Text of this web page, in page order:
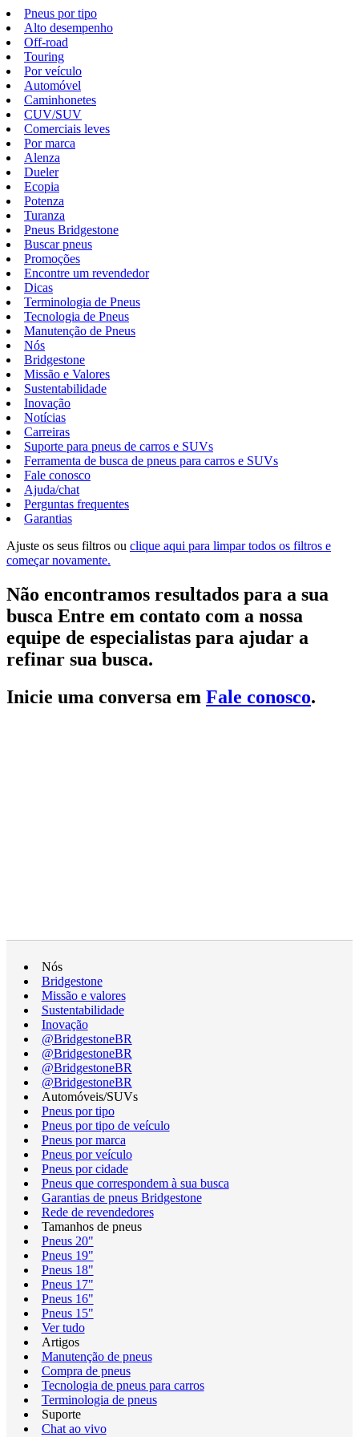
Pneus por tipo
Alto desempenho
Off-road
Touring
Por veículo
Automóvel
Caminhonetes
CUV/SUV
Comerciais leves
Por marca
Alenza
Dueler
Ecopia
Potenza
Turanza
Pneus Bridgestone
Buscar pneus
Promoções
Encontre um revendedor
Dicas
Terminologia de Pneus
Tecnologia de Pneus
Manutenção de Pneus
Nós
Bridgestone
Missão e Valores
Sustentabilidade
Inovação
Notícias
Carreiras
Suporte para pneus de carros e SUVs
Ferramenta de busca de pneus para carros e SUVs
Fale conosco
Ajuda/chat
Perguntas frequentes
Garantias
Ajuste os seus filtros ou clique aqui para limpar todos os filtros e
começar novamente.
Não encontramos resultados para a sua
busca Entre em contato com a nossa
equipe de especialistas para ajudar a
refinar sua busca.
Inicie uma conversa em Fale conosco.
Nós
Bridgestone
Missão e valores
Sustentabilidade
Inovação
@BridgestoneBR
@BridgestoneBR
@BridgestoneBR
@BridgestoneBR
Automóveis/SUVs
Pneus por tipo
Pneus por tipo de veículo
Pneus por marca
Pneus por veículo
Pneus por cidade
Pneus que correspondem à sua busca
Garantias de pneus Bridgestone
Rede de revendedores
Tamanhos de pneus
Pneus 20"
Pneus 19"
Pneus 18"
Pneus 17"
Pneus 16"
Pneus 15"
Ver tudo
Artigos
Manutenção de pneus
Compra de pneus
Tecnologia de pneus para carros
Terminologia de pneus
Suporte
Chat ao vivo